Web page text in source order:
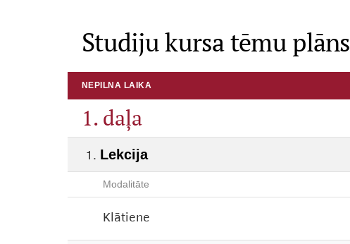
Studiju kursa tēmu plāns
NEPILNA LAIKA
1. daļa
Lekcija
Modalitāte
Klātiene